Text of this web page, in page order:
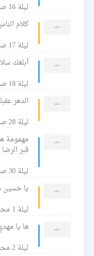
ليلة 16 صفر 1439 للهجرة
كلام
ليلة 17 صفر 1439 للهجرة
أبلغك
ليلة 18 صفر 1439 للهجرة
الدهر
ليلة 28 صفر 1439 للهجرة
مهمومة
قبر
ليلة 30 صفر 1439 للهجرة
يا حسين
ليلة 1 محرم 1440 للهجرة
ها يا
ليلة 2 محرم 1440 للهجرة